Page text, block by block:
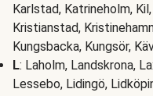
Karlstad, Katrineholm,
Kristianstad,
Kungsbacka, Kungsör,
L: Laholm, Landskrona,
Lessebo, Lidingö,